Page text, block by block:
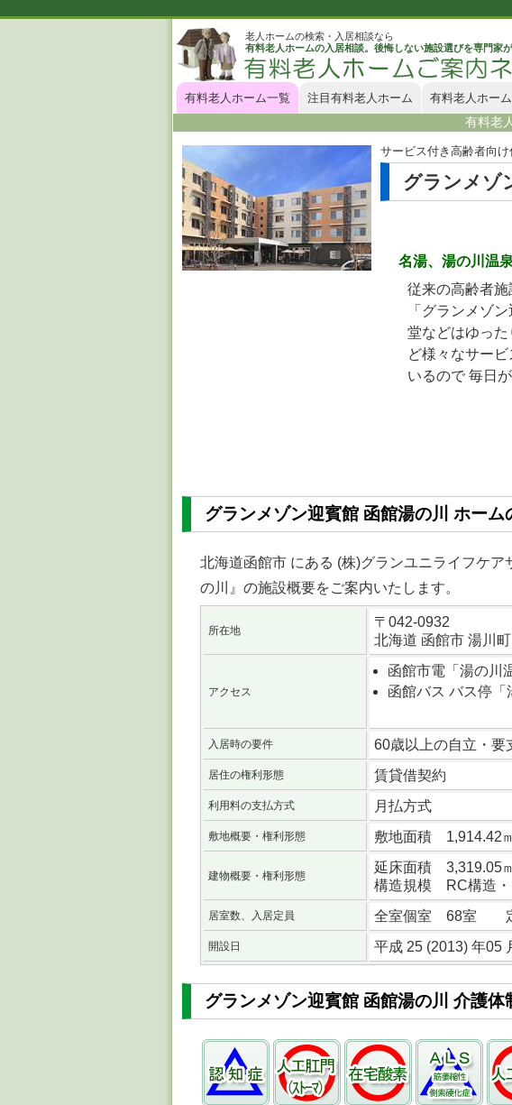
老人ホームの検索・入居相談なら
有料老人ホームの入居相談。後悔しない施設選びを専門家
有料老人ホーム一覧 注目有料老人ホーム 有料老人ホー
有料老
サービス付き高齢者向
グランメゾ
名湯、湯の川温
従来の高齢者
「グランメゾ
堂などはゆっ
ど様々なサー
いるので 毎日
グランメゾン迎賓館 函館湯の川 ホーム
北海道函館市 にある (株)グランユニライフケ
の川』の施設概要をご案内いたします。
所在地
〒 042-0932
北海道 函館市 湯川
アクセス
函館市電「湯の川
函館バス バス停
入居時の要件 60歳以上の自立・要
居住の権利形態 賃貸借契約
利用料の支払方式 月払方式
敷地概要・権利形態 敷地面積 1,914.42
建物概要・権利形態
延床面積 3,319.05
構造規模 RC構造・
居室数、入居定員 全室個室 68室
開設日 平成 25 (2013) 年05
グランメゾン迎賓館 函館湯の川 介護体